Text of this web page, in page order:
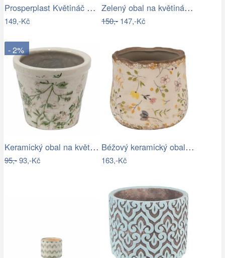
Prosperplast Květináč Gracyeen bílý,…
149,-Kč
Zelený obal na květináč s květy a…
150,-147,-Kč
- 2%
Keramický obal na květináč se zelenými…
95,-93,-Kč
Béžový keramický obal na květináč se…
163,-Kč